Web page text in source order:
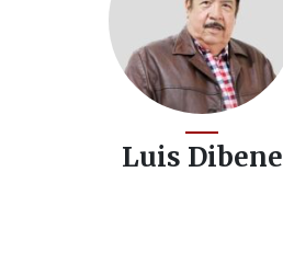
Luis Dibene